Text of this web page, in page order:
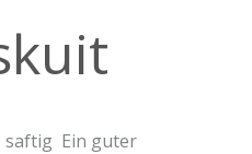
saftig Ein guter